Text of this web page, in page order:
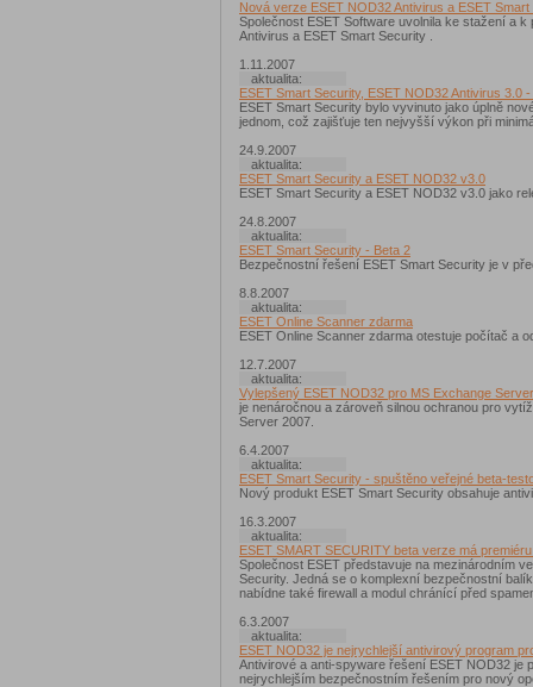
Nová verze ESET NOD32 Antivirus a ESET
Společnost ESET Software uvolnila ke stažení a
Antivirus a ESET Smart Security .
1.11.2007
aktualita:
ESET Smart Security, ESET NOD32 Antivirus 3.0
ESET Smart Security bylo vyvinuto jako úplně
jednom, což zajišťuje ten nejvyšší výkon při
24.9.2007
aktualita:
ESET Smart Security a ESET NOD32 v3.0
ESET Smart Security a ESET NOD32 v3.0 jako
24.8.2007
aktualita:
ESET Smart Security - Beta 2
Bezpečnostní řešení ESET Smart Security je v
8.8.2007
aktualita:
ESET Online Scanner zdarma
ESET Online Scanner zdarma otestuje počítač a
12.7.2007
aktualita:
Vylepšený ESET NOD32 pro MS Exchange Server
je nenáročnou a zároveň silnou ochranou pro
Server 2007.
6.4.2007
aktualita:
ESET Smart Security - spuštěno veřejné beta-
Nový produkt ESET Smart Security obsahuje
16.3.2007
aktualita:
ESET SMART SECURITY beta verze má
Společnost ESET představuje na mezinárodním
Security. Jedná se o komplexní bezpečnostní
nabídne také firewall a modul chránící před
6.3.2007
aktualita:
ESET NOD32 je nejrychlejší antivirový program
Antivirové a anti-spyware řešení ESET NOD32 je
nejrychlejším bezpečnostním řešením pro nový